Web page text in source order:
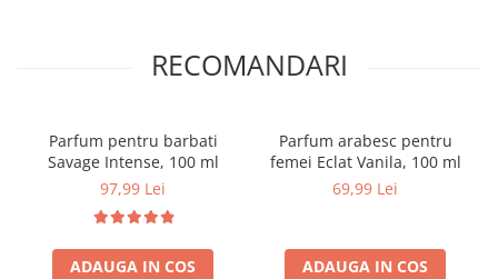
RECOMANDARI
Parfum pentru barbati
Savage Intense, 100 ml
97,99 Lei
ADAUGA IN COS
Parfum arabesc pentru
femei Eclat Vanila, 100 ml
69,99 Lei
ADAUGA IN COS